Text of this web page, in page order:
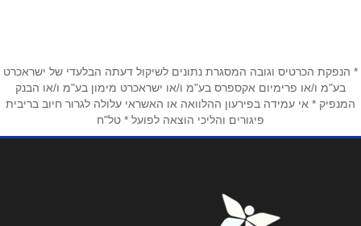
טלפון*
אנא חזרו אלי בקשר ל...
* הנפקת הכרטיס וגובה המסגרת נתונים לשיקול דעתה הבלעדי של ישראכרט
בע"מ ו/או פרימיום אקספרס בע"מ ו/או ישראכרט מימון בע"מ ו/או הבנק
המנפיק * אי עמידה בפירעון ההלוואה או האשראי עלולה לגרור חיוב בריבית
פיגורים והליכי הוצאה לפועל * טל"ח